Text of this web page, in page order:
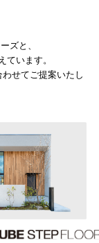
ズと、
ています。
せてご提案いたし